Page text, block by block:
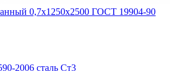
0,7х1250х2500 ГОСТ 19904-90
2006 сталь Ст3